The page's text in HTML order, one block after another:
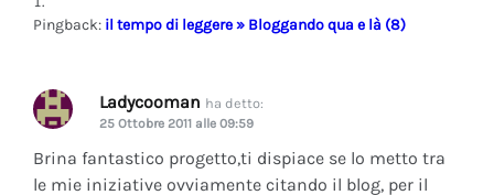
Pingback: il tempo di leggere » Bloggando qua e là (8)
Ladycooman ha detto:
25 Ottobre 2011 alle 09:59
Brina fantastico progetto,ti dispiace se lo metto tra
le mie iniziative ovviamente citando il blog, per il